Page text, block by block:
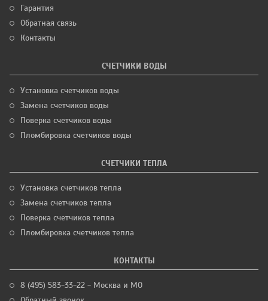
Гарантия
Обратная связь
Контакты
СЧЕТЧИКИ ВОДЫ
Установка счетчиков воды
Замена счетчиков воды
Поверка счетчиков воды
Пломбировка счетчиков воды
СЧЕТЧИКИ ТЕПЛА
Установка счетчиков тепла
Замена счетчиков тепла
Поверка счетчиков тепла
Пломбировка счетчиков тепла
КОНТАКТЫ
8 (495) 583-33-22 - Москва и МО